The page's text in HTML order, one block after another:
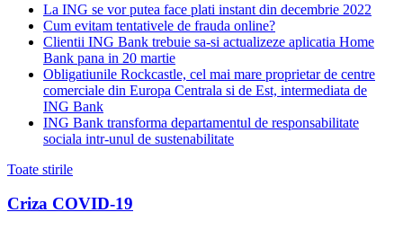
La ING se vor putea face plati instant din decembrie 2022
Cum evitam tentativele de frauda online?
Clientii ING Bank trebuie sa-si actualizeze aplicatia Home
Bank pana in 20 martie
Obligatiunile Rockcastle, cel mai mare proprietar de centre
comerciale din Europa Centrala si de Est, intermediata de
ING Bank
ING Bank transforma departamentul de responsabilitate
sociala intr-unul de sustenabilitate
Toate stirile
Criza COVID-19